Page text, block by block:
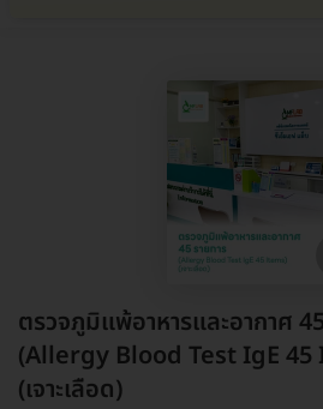
ตรวจภูมิแพ้อาหารและอากาศ
(Allergy Blood Test IgE 45
(เจาะเลือด)